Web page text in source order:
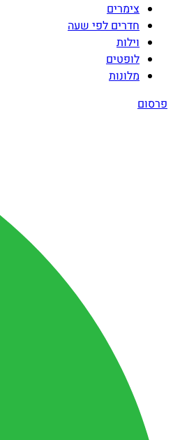
צימרים
חדרים לפי שעה
וילות
לופטים
מלונות
פרסום